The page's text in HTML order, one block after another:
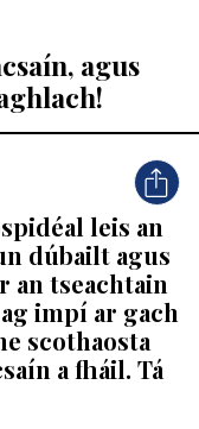
agus
leis an
dúbailt agus
an tseachtain
impí ar gach
scothaosta
a fháil. Tá